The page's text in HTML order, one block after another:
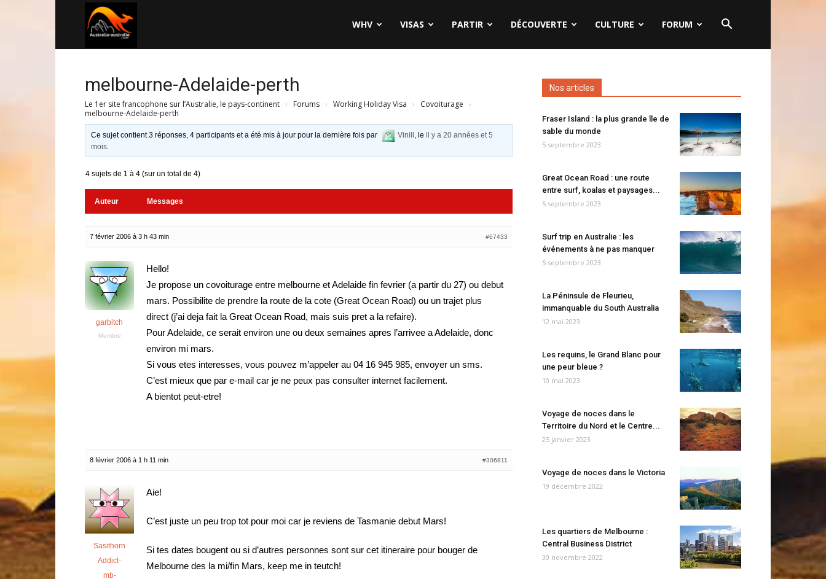
WHV VISAS PARTIR DÉCOUVERTE CULTURE FORUM
melbourne-Adelaide-perth
Le 1er site francophone sur l’Australie, le pays-continent › Forums › Working Holiday Visa › Covoiturage ›
melbourne-Adelaide-perth
Ce sujet contient 3 réponses, 4 participants et a été mis à jour pour la dernière fois par Vinill , leil y a 20 années et 5
mois.
4 sujets de 1 à 4 (sur un total de 4)
Auteur Messages
7 février 2006 à 3 h 43 min #67433
garbitch
Membre
Hello!
Je propose un covoiturage entre melbourne et Adelaide fin fevrier (a partir du 27) ou debut
mars. Possibilite de prendre la route de la cote (Great Ocean Road) ou un trajet plus
direct (j’ai deja fait la Great Ocean Road, mais suis pret a la refaire).
Pour Adelaide, ce serait environ une ou deux semaines apres l’arrivee a Adelaide, donc
environ mi mars.
Si vous etes interesses, vous pouvez m’appeler au 04 16 945 985, envoyer un sms.
C’est mieux que par e-mail car je ne peux pas consulter internet facilement.
A bientot peut-etre!
8 février 2006 à 1 h 11 min #306811
Sasithorn
Addict-
mb-
Aie!
C’est juste un peu trop tot pour moi car je reviens de Tasmanie debut Mars!
Si tes dates bougent ou si d’autres personnes sont sur cet itineraire pour bouger de
Melbourne des la mi/fin Mars, keep me in teutch!
Nos articles
Fraser Island : la plus grande île de
sable du monde
5 septembre 2023
Great Ocean Road : une route
entre surf, koalas et paysages...
5 septembre 2023
Surf trip en Australie : les
événements à ne pas manquer
5 septembre 2023
La Péninsule de Fleurieu,
immanquable du South Australia
12 mai 2023
Les requins, le Grand Blanc pour
une peur bleue ?
10 mai 2023
Voyage de noces dans le
Territoire du Nord et le Centre...
25 janvier 2023
Voyage de noces dans le Victoria
19 décembre 2022
Les quartiers de Melbourne :
Central Business District
30 novembre 2022